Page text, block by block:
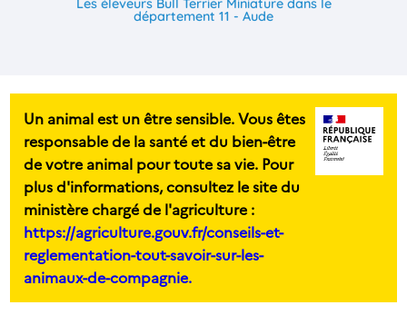
Les éleveurs Bull Terrier Miniature dans le
département 11 - Aude
Un animal est un être sensible. Vous êtes
responsable de la santé et du bien-être
de votre animal pour toute sa vie. Pour
plus d'informations, consultez le site du
ministère chargé de l'agriculture :
https://agriculture.gouv.fr/conseils-et-
reglementation-tout-savoir-sur-les-
animaux-de-compagnie.